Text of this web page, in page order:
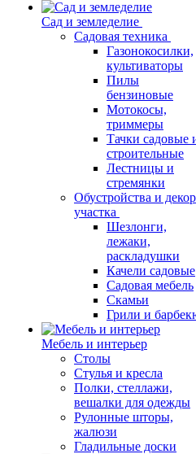
Сад и земледелие
Садовая техника
Газонокосилки,
культиваторы
Пилы
бензиновые
Мотокосы,
триммеры
Тачки садовые
строительные
Лестницы и
стремянки
Обустройства и декор
участка
Шезлонги,
лежаки,
раскладушки
Качели садовые
Садовая мебель
Скамьи
Грили и
Мебель и интерьер
Столы
Стулья и кресла
Полки, стеллажи,
вешалки для одежды
Рулонные шторы,
жалюзи
Гладильные доски